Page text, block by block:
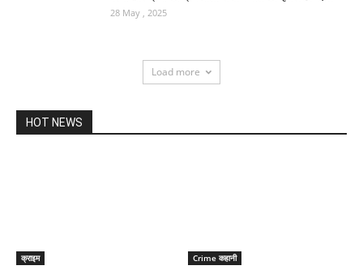
28 May , 2025
Load more
HOT NEWS
क्राइम Crime कहानी